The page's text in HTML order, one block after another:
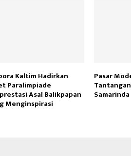
Kaltim Hadirkan
Paralimpiade
Asal Balikpapan
Menginspirasi
Pasar
Samarinda